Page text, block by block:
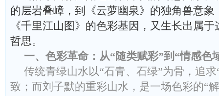
的层岩叠嶂，到《云萝幽泉》的独角兽意象
《千里江山图》 的色彩基因，又生长出属于
哲思。
一、色彩革命：从“随类赋彩”到“情感色
传统青绿山水以“石青、石绿”为骨，追
致；而刘子默的重彩山水，是一场色彩的“